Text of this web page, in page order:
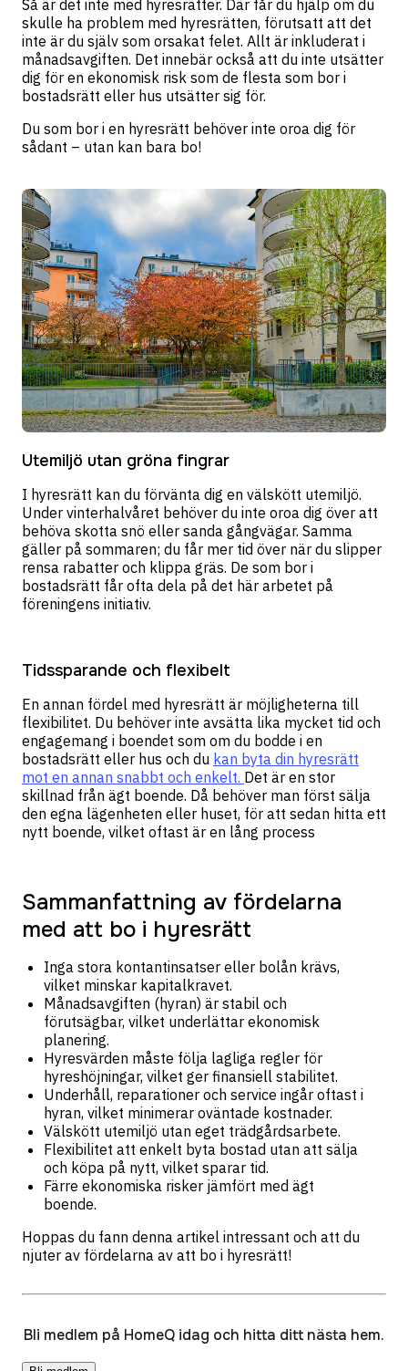
Så är det inte med hyresrätter. Där får du hjälp om du
skulle ha problem med hyresrätten, förutsatt att det
inte är du själv som orsakat felet. Allt är inkluderat i
månadsavgiften. Det innebär också att du inte utsätter
dig för en ekonomisk risk som de flesta som bor i
bostadsrätt eller hus utsätter sig för.
Du som bor i en hyresrätt behöver inte oroa dig för
sådant – utan kan bara bo!
Utemiljö utan gröna fingrar
I hyresrätt kan du förvänta dig en välskött utemiljö.
Under vinterhalvåret behöver du inte oroa dig över att
behöva skotta snö eller sanda gångvägar. Samma
gäller på sommaren; du får mer tid över när du slipper
rensa rabatter och klippa gräs. De som bor i
bostadsrätt får ofta dela på det här arbetet på
föreningens initiativ.
Tidssparande och flexibelt
En annan fördel med hyresrätt är möjligheterna till
flexibilitet. Du behöver inte avsätta lika mycket tid och
engagemang i boendet som om du bodde i en
bostadsrätt eller hus och du kan byta din hyresrätt
mot en annan snabbt och enkelt. Det är en stor
skillnad från ägt boende. Då behöver man först sälja
den egna lägenheten eller huset, för att sedan hitta ett
nytt boende, vilket oftast är en lång process
Sammanfattning av fördelarna
med att bo i hyresrätt
Inga stora kontantinsatser eller bolån krävs,
vilket minskar kapitalkravet.
Månadsavgiften (hyran) är stabil och
förutsägbar, vilket underlättar ekonomisk
planering.
Hyresvärden måste följa lagliga regler för
hyreshöjningar, vilket ger finansiell stabilitet.
Underhåll, reparationer och service ingår oftast i
hyran, vilket minimerar oväntade kostnader.
Välskött utemiljö utan eget trädgårdsarbete.
Flexibilitet att enkelt byta bostad utan att sälja
och köpa på nytt, vilket sparar tid.
Färre ekonomiska risker jämfört med ägt
boende.
Hoppas du fann denna artikel intressant och att du
njuter av fördelarna av att bo i hyresrätt!
Bli medlem på HomeQ idag och hitta ditt nästa hem.